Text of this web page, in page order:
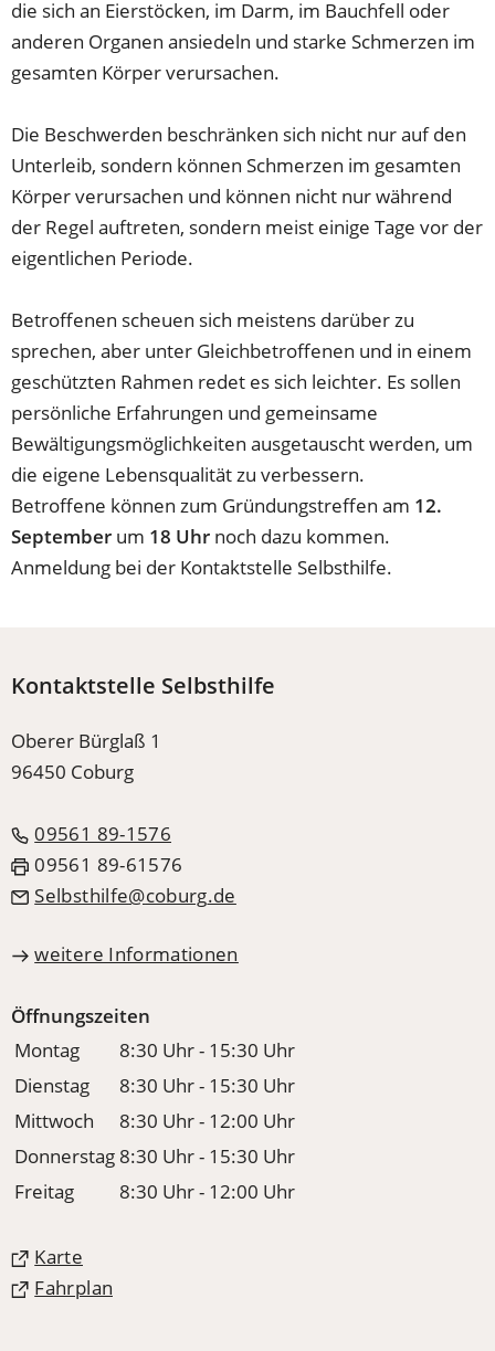
die sich an Eierstöcken, im Darm, im Bauchfell oder
anderen Organen ansiedeln und starke Schmerzen im
gesamten Körper verursachen.
Die Beschwerden beschränken sich nicht nur auf den
Unterleib, sondern können Schmerzen im gesamten
Körper verursachen und können nicht nur während
der Regel auftreten, sondern meist einige Tage vor der
eigentlichen Periode.
Betroffenen scheuen sich meistens darüber zu
sprechen, aber unter Gleichbetroffenen und in einem
geschützten Rahmen redet es sich leichter. Es sollen
persönliche Erfahrungen und gemeinsame
Bewältigungsmöglichkeiten ausgetauscht werden, um
die eigene Lebensqualität zu verbessern.
Betroffene können zum Gründungstreffen am 12.
September um 18 Uhr noch dazu kommen.
Anmeldung bei der Kontaktstelle Selbsthilfe.
Kontaktstelle Selbsthilfe
Oberer Bürglaß 1
96450 Coburg
09561 89-1576
09561 89-61576
Selbsthilfe
coburg de
weitere Informationen
Öffnungszeiten
Montag
8:30 Uhr - 15:30 Uhr
Dienstag
8:30 Uhr - 15:30 Uhr
Mittwoch
8:30 Uhr - 12:00 Uhr
Donnerstag 8:30 Uhr - 15:30 Uhr
Freitag
8:30 Uhr - 12:00 Uhr
Karte
(Öffnet
in Fahrplan
(Öffnet